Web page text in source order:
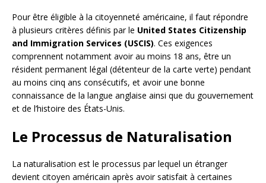
Pour être éligible à la citoyenneté américaine, il faut répondre
à plusieurs critères définis par le United States Citizenship
and Immigration Services (USCIS). Ces exigences
comprennent notamment avoir au moins 18 ans, être un
résident permanent légal (détenteur de la carte verte) pendant
au moins cinq ans consécutifs, et avoir une bonne
connaissance de la langue anglaise ainsi que du gouvernement
et de l’histoire des États-Unis.
Le Processus de Naturalisation
La naturalisation est le processus par lequel un étranger
devient citoyen américain après avoir satisfait à certaines